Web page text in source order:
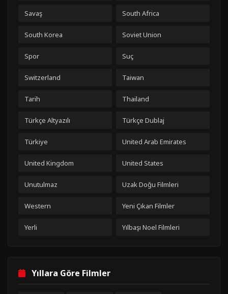
Savaş South Africa
South Korea Soviet Union
Spor Suç
Switzerland Taiwan
Tarih Thailand
Türkçe Altyazılı Türkçe Dublaj
Türkiye United Arab Emirates
United Kingdom United States
Unutulmaz Uzak Doğu Filmleri
Western Yeni Çıkan Filmler
Yerli Yılbaşı Noel Filmleri
Yıllara Göre Filmler